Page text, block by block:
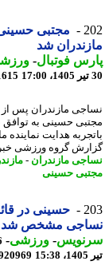
مجتبی حسینی
شد
فوتبال-ورزشی-
مازندران پس از
حسینی به توافق
هدایت نماینده
گروه ورزشی
مازندران- مازندران-
حسینی
حسینی در قائم
مشخص شد
-ورزشی-
81920969